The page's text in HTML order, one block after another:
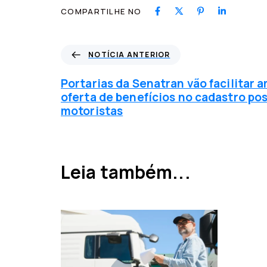
COMPARTILHE NO
t
í
c
i
t
i
o
NOTÍCIA ANTERIOR
Portarias da Senatran vão facilitar
oferta de benefícios no cadastro
motoristas
Leia também...